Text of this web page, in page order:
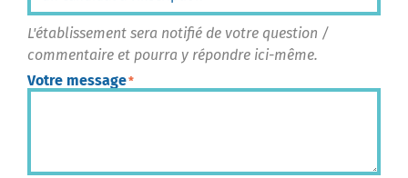
L'établissement sera notifié de votre question /
commentaire et pourra y répondre ici-même.
Votre message*